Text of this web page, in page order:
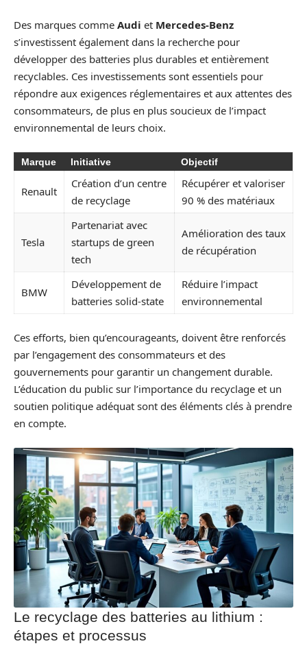
Des marques comme Audi et Mercedes-Benz
s’investissent également dans la recherche pour
développer des batteries plus durables et entièrement
recyclables. Ces investissements sont essentiels pour
répondre aux exigences réglementaires et aux attentes des
consommateurs, de plus en plus soucieux de l’impact
environnemental de leurs choix.
Marque Initiative Objectif
Renault
Création d’un centre
de recyclage
Récupérer et valoriser
90 % des matériaux
Tesla
Partenariat avec
startups de green
tech
Amélioration des taux
de récupération
BMW
Développement de
batteries solid-state
Réduire l’impact
environnemental
Ces efforts, bien qu’encourageants, doivent être renforcés
par l’engagement des consommateurs et des
gouvernements pour garantir un changement durable.
L’éducation du public sur l’importance du recyclage et un
soutien politique adéquat sont des éléments clés à prendre
en compte.
Le recyclage des batteries au lithium :
étapes et processus